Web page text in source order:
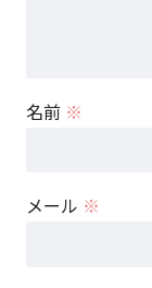
名前 ※
メール ※